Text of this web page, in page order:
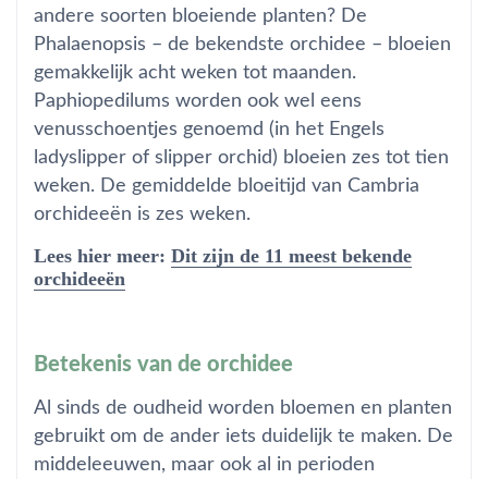
andere soorten bloeiende planten? De
Phalaenopsis – de bekendste orchidee – bloeien
gemakkelijk acht weken tot maanden.
Paphiopedilums worden ook wel eens
venusschoentjes genoemd (in het Engels
ladyslipper of slipper orchid) bloeien zes tot tien
weken. De gemiddelde bloeitijd van Cambria
orchideeën is zes weken.
Lees hier meer: Dit zijn de 11 meest bekende
orchideeën
Betekenis van de orchidee
Al sinds de oudheid worden bloemen en planten
gebruikt om de ander iets duidelijk te maken. De
middeleeuwen, maar ook al in perioden